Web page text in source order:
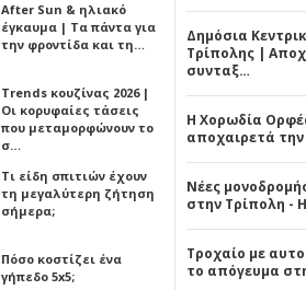
After Sun & ηλιακό
έγκαυμα | Τα πάντα για
την φροντίδα και τη…
Trends κουζίνας 2026 |
Οι κορυφαίες τάσεις
που μεταμορφώνουν το
σ…
Τι είδη σπιτιών έχουν
τη μεγαλύτερη ζήτηση
σήμερα;
Πόσο κοστίζει ένα
γήπεδο 5x5;
Δημόσια
Τρίπολης |
συνταξ…
Η Χορωδία
αποχαιρετά
Νέες
στην Τρίπολη -
Τροχαίο με
το απόγευμα